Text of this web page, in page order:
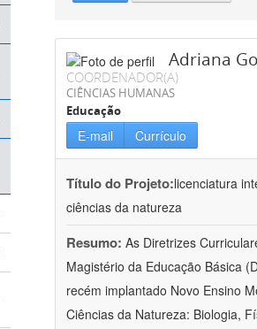
Adriana
COORDENADOR(A)
CIÊNCIAS HUMANAS
Educação
E-mail Currículo
Título do Projeto:licenciatura
ciências da natureza
Resumo: As Diretrizes
Magistério da Educação Básica
recém implantado Novo Ensino
Ciências da Natureza: Biologia,